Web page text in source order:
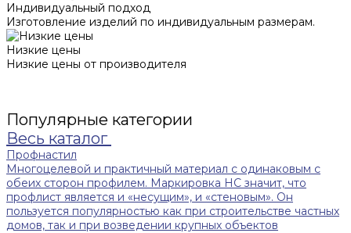
Индивидуальный подход
Изготовление изделий по индивидуальным размерам.
Низкие цены
Низкие цены от производителя
Популярные категории
Весь каталог
Профнастил
Многоцелевой и практичный материал с одинаковым с
обеих сторон профилем. Маркировка НС значит, что
профлист является и «несущим», и «стеновым». Он
пользуется популярностью как при строительстве частных
домов, так и при возведении крупных объектов